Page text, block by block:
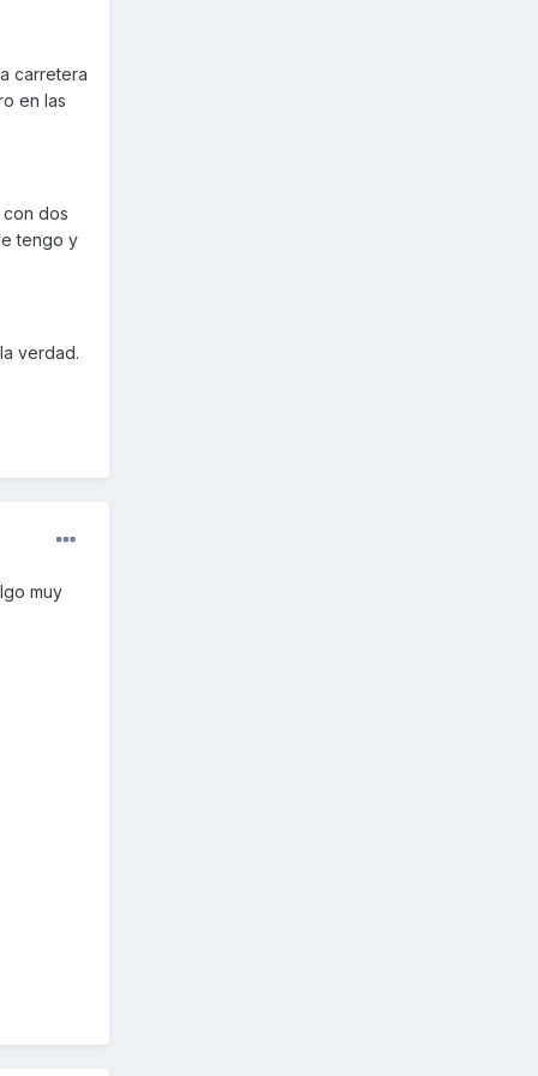
carretera
en las
con dos
tengo y
verdad.
muy